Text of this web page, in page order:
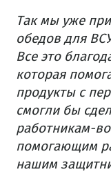
Так мы уже
обедов для
Все это
которая
продукты с
смогли бы
работникам-
помогающим
нашим